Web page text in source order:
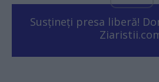
Susțineți presa liberă!